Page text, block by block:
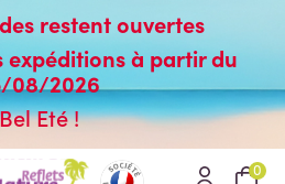
restent ouvertes
expéditions à partir du
08/2026
Eté !
0